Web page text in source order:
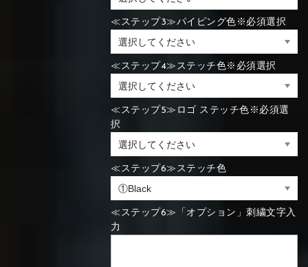
≪ステップ3≫パイピング色※必須選択
≪ステップ4≫ステッチ色※必須選択
≪ステップ5≫ロゴ ステッチ色※必須選
択
≪ステップ6≫ステッチ色
≪ステップ6≫「オプション」刺繍文字入
力